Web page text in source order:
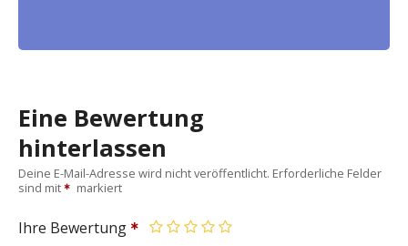
Eine Bewertung
hinterlassen
Deine E-Mail-Adresse wird nicht veröffentlicht. Erforderliche Felder
sind mit
markiert
Ihre Bewertung